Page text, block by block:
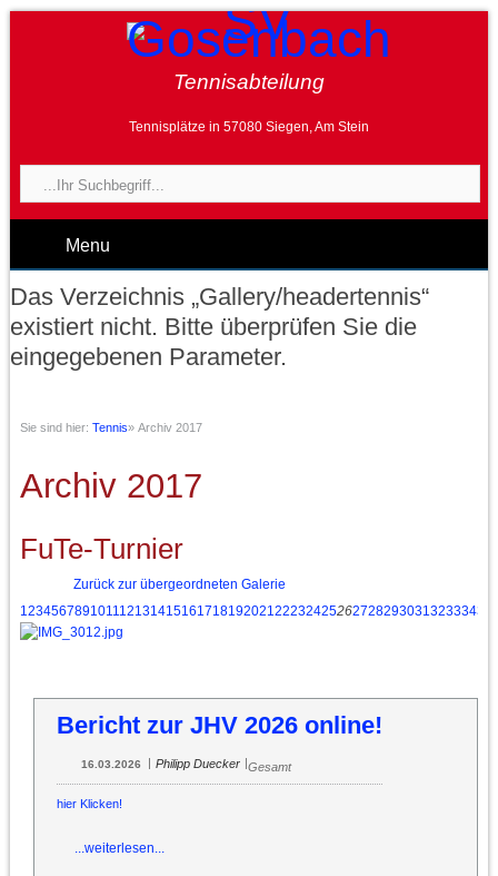
Tennisabteilung
Tennisplätze in 57080 Siegen, Am Stein
Menu
Das Verzeichnis „Gallery/headertennis“
existiert nicht. Bitte überprüfen Sie die
eingegebenen Parameter.
Sie sind hier: Tennis» Archiv 2017
Archiv 2017
FuTe-Turnier
Zurück zur übergeordneten Galerie
1 234567891011 12131415161718192021 22232425262728293031 32333435
Bericht zur JHV 2026 online!
16.03.2026 | Philipp Duecker |Gesamt
hier Klicken!
...weiterlesen...